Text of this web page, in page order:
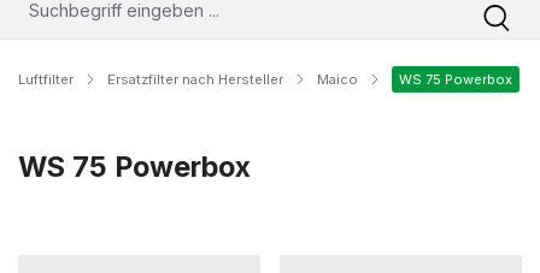
Luftfilter Ersatzfilter nach Hersteller Maico WS 75 Powerbox
WS 75 Powerbox